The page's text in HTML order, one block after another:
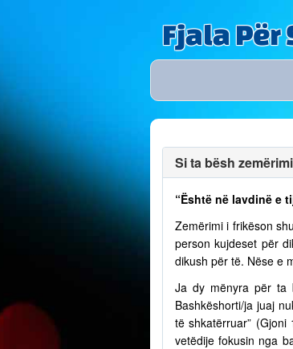
Fjala Për
Si ta bësh
“Është në lavdinë e
Zemërimi i frikëson
person kujdeset për
dikush për të. Nëse e
Ja dy mënyra për ta
Bashkëshorti/ja juaj
të shkatërruar”
vetëdije fokusin nga